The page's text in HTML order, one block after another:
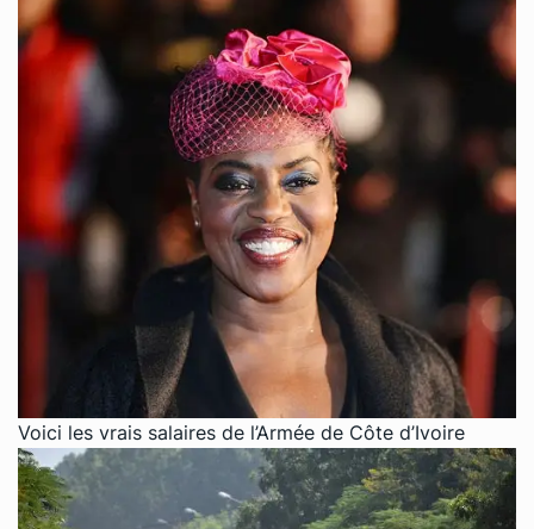
Voici les vrais salaires de l’Armée de Côte d’Ivoire